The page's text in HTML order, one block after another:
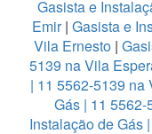
Gasista e
Emir| Gasista e
Vila Ernesto|
5139 na Vila
| 11 5562-5139 na
Gás | 11
Instalação de Gás